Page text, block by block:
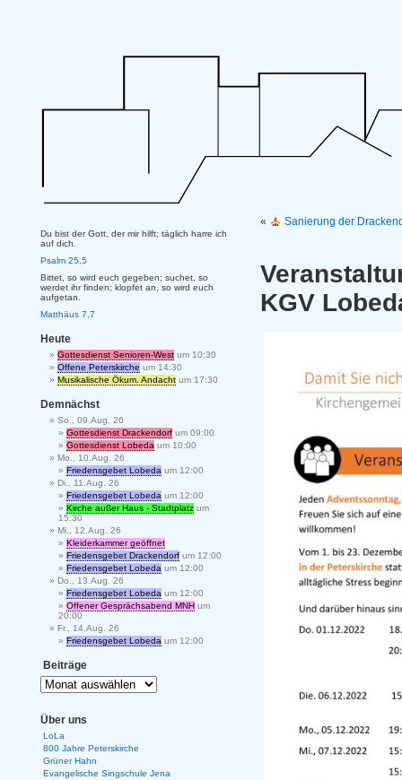
« Sanierung der
KGV
Du bist der Gott, der mir hilft; täglich harre ich
auf dich.
Psalm 25,5
Bittet, so wird euch gegeben; suchet, so
werdet ihr finden; klopfet an, so wird euch
aufgetan.
Matthäus 7,7
Heute
Gottesdienst Senioren-West um 10:30
Offene Peterskirche um 14:30
Musikalische Ökum. Andacht um 17:30
Demnächst
So., 09.Aug. 26
Gottesdienst Drackendorf um 09:00
Gottesdienst Lobeda um 10:00
Mo., 10.Aug. 26
Friedensgebet Lobeda um 12:00
Di., 11.Aug. 26
Friedensgebet Lobeda um 12:00
Kirche außer Haus - Stadtplatz um
15:30
Mi., 12.Aug. 26
Kleiderkammer geöffnet
Friedensgebet Drackendorf um 12:00
Friedensgebet Lobeda um 12:00
Do., 13.Aug. 26
Friedensgebet Lobeda um 12:00
Offener Gesprächsabend MNH um
20:00
Fr., 14.Aug. 26
Friedensgebet Lobeda um 12:00
Beiträge
Über uns
LoLa
800 Jahre Peterskirche
Grüner Hahn
Evangelische Singschule Jena